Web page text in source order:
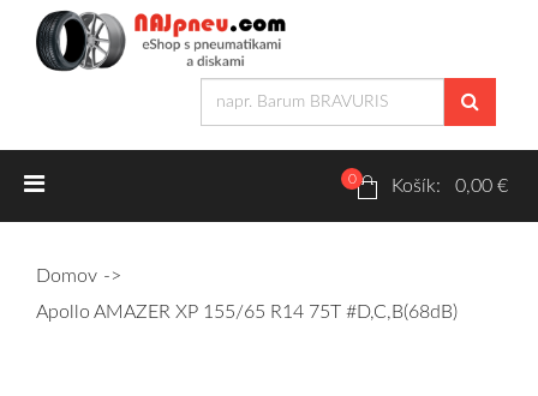
Letné pneumatiky 0 Košík: 0,00 €
Domov
Apollo AMAZER XP 155/65 R14 75T #D,C,B(68dB)